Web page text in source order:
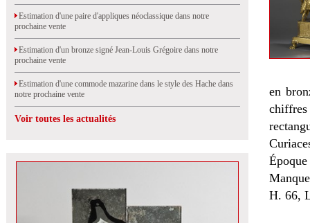
Estimation d'une paire d'appliques néoclassique dans notre
prochaine vente
Estimation d'un bronze signé Jean-Louis Grégoire dans notre
prochaine vente
Estimation d'une commode mazarine dans le style des Hache dans
notre prochaine vente
Voir toutes les actualités
en
H. 66,